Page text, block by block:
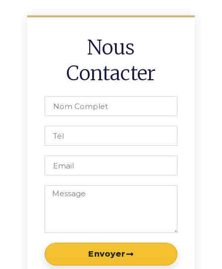
Nous
Contacter
complet
Message
Envoyer